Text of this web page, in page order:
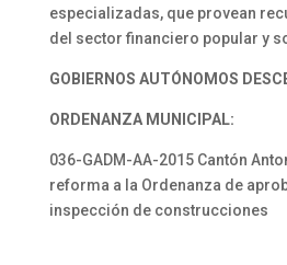
especializadas, que provean
del sector financiero popular y
GOBIERNOS AUTÓNOMOS
ORDENANZA MUNICIPAL:
036-GADM-AA-2015 Cantón
reforma a la Ordenanza de
inspección de construcciones